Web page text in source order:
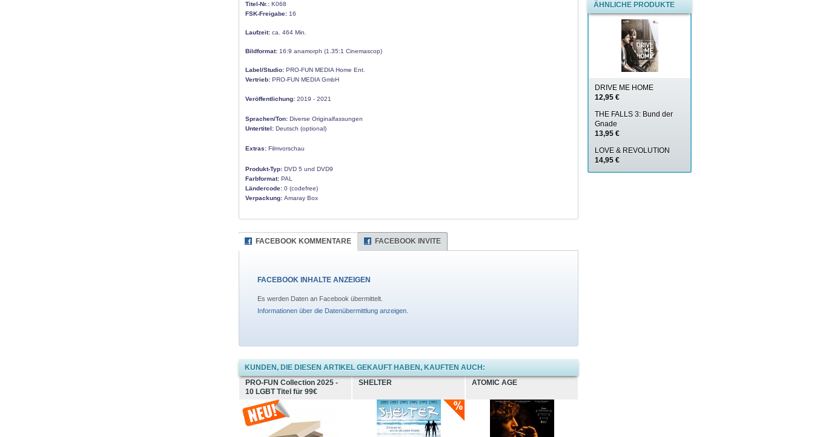
Titel-Nr.: K068
FSK-Freigabe: 16
Laufzeit: ca. 464 Min.
Bildformat: 16:9 anamorph (1.35:1 Cinemascop)
Label/Studio: PRO-FUN MEDIA Home Ent.
Vertrieb: PRO-FUN MEDIA GmbH
Veröffentlichung: 2019 - 2021
Sprachen/Ton: Diverse Originalfassungen
Untertitel: Deutsch (optional)
Extras: Filmvorschau
Produkt-Typ: DVD 5 und DVD9
Farbformat: PAL
Ländercode: 0 (codefree)
Verpackung: Amaray Box
FACEBOOK KOMMENTARE FACEBOOK INVITE
FACEBOOK INHALTE ANZEIGEN
Es werden Daten an Facebook übermittelt.
Informationen über die Datenübermittlung anzeigen.
KUNDEN, DIE DIESEN ARTIKEL GEKAUFT HABEN, KAUFTEN AUCH:
PRO-FUN Collection 2025 -
10 LGBT Titel für 99€
SHELTER ATOMIC AGE
ÄHNLICHE PRODUKTE
DRIVE ME HOME
12,95 €
THE FALLS 3: Bund der
Gnade
13,95 €
LOVE & REVOLUTION
14,95 €